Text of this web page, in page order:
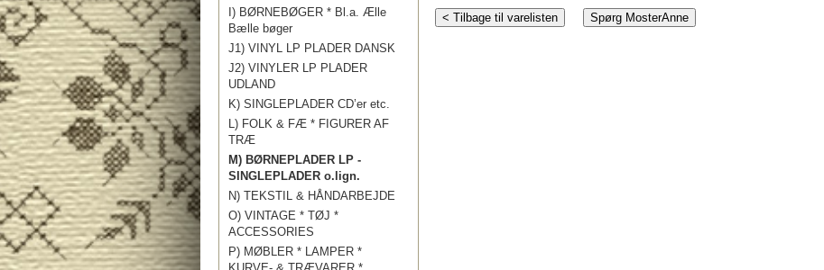
I) BØRNEBØGER * Bl.a. Ælle
Bælle bøger
J1) VINYL LP PLADER DANSK
J2) VINYLER LP PLADER
UDLAND
K) SINGLEPLADER CD’er etc.
L) FOLK & FÆ * FIGURER AF
TRÆ
M) BØRNEPLADER LP -
SINGLEPLADER o.lign.
N) TEKSTIL & HÅNDARBEJDE
O) VINTAGE * TØJ *
ACCESSORIES
P) MØBLER * LAMPER *
< Tilbage til varelisten Spørg MosterAnne